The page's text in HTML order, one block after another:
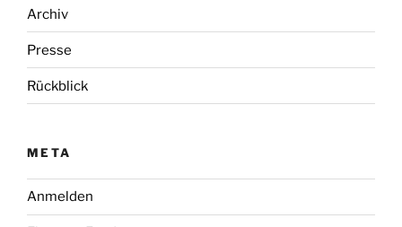
Archiv
Presse
Rückblick
META
Anmelden